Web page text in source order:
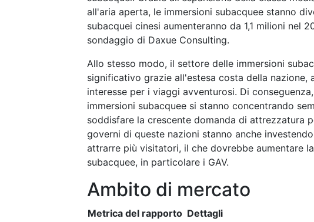
all'aria aperta, le immersioni subacquee stanno
subacquei cinesi aumenteranno da 1,1 milioni nel
sondaggio di Daxue Consulting.
Allo stesso modo, il settore delle immersioni
significativo grazie all'estesa costa della nazione,
interesse per i viaggi avventurosi. Di
immersioni subacquee si stanno concentrando
soddisfare la crescente domanda di attrezzatura
governi di queste nazioni stanno anche
attrarre più visitatori, il che dovrebbe aumentare
subacquee, in particolare i GAV.
Ambito di mercato
Metrica del rapporto Dettagli